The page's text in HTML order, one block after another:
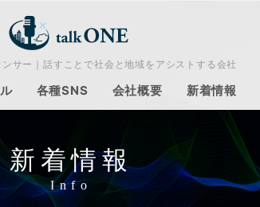
サー｜話すことで社会と地域をアシストする会社
各種SNS 会社概要 新着情報
新着情報